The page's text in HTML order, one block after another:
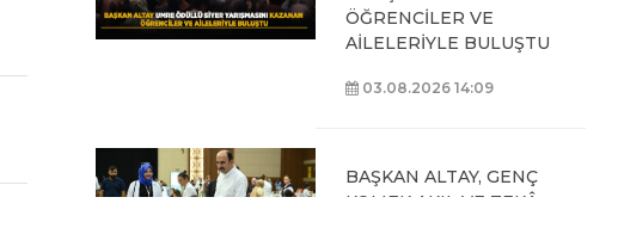
ÖĞRENCİLER VE
AİLELERİYLE BULUŞTU
03.08.2026 14:09
BAŞKAN ALTAY, GENÇ
KOMEK AKIL VE ZEKÂ